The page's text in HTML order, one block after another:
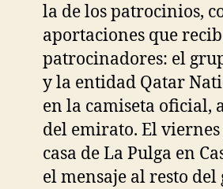
la de los patrocinios,
aportaciones que
patrocinadores: el
y la entidad Qatar
en la camiseta oficial,
del emirato. El
casa de La Pulga en
el mensaje al resto